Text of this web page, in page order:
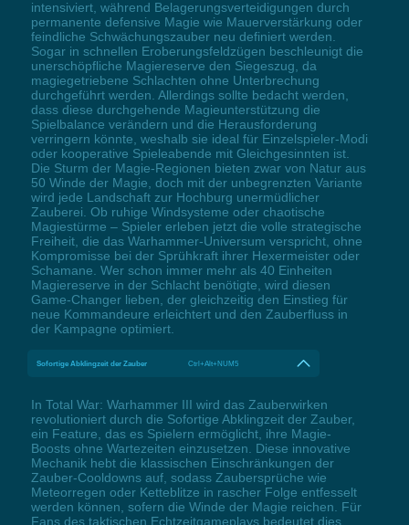
intensiviert, während Belagerungsverteidigungen durch
permanente defensive Magie wie Mauerverstärkung oder
feindliche Schwächungszauber neu definiert werden.
Sogar in schnellen Eroberungsfeldzügen beschleunigt die
unerschöpfliche Magiereserve den Siegeszug, da
magiegetriebene Schlachten ohne Unterbrechung
durchgeführt werden. Allerdings sollte bedacht werden,
dass diese durchgehende Magieunterstützung die
Spielbalance verändern und die Herausforderung
verringern könnte, weshalb sie ideal für Einzelspieler-Modi
oder kooperative Spieleabende mit Gleichgesinnten ist.
Die Sturm der Magie-Regionen bieten zwar von Natur aus
50 Winde der Magie, doch mit der unbegrenzten Variante
wird jede Landschaft zur Hochburg unermüdlicher
Zauberei. Ob ruhige Windsysteme oder chaotische
Magiestürme – Spieler erleben jetzt die volle strategische
Freiheit, die das Warhammer-Universum verspricht, ohne
Kompromisse bei der Sprühkraft ihrer Hexermeister oder
Schamane. Wer schon immer mehr als 40 Einheiten
Magiereserve in der Schlacht benötigte, wird diesen
Game-Changer lieben, der gleichzeitig den Einstieg für
neue Kommandeure erleichtert und den Zauberfluss in
der Kampagne optimiert.
Sofortige Abklingzeit der Zauber Ctrl+Alt+NUM5
In Total War: Warhammer III wird das Zauberwirken
revolutioniert durch die Sofortige Abklingzeit der Zauber,
ein Feature, das es Spielern ermöglicht, ihre Magie-
Boosts ohne Wartezeiten einzusetzen. Diese innovative
Mechanik hebt die klassischen Einschränkungen der
Zauber-Cooldowns auf, sodass Zaubersprüche wie
Meteorregen oder Ketteblitze in rascher Folge entfesselt
werden können, sofern die Winde der Magie reichen. Für
Fans des taktischen Echtzeitgameplays bedeutet dies,